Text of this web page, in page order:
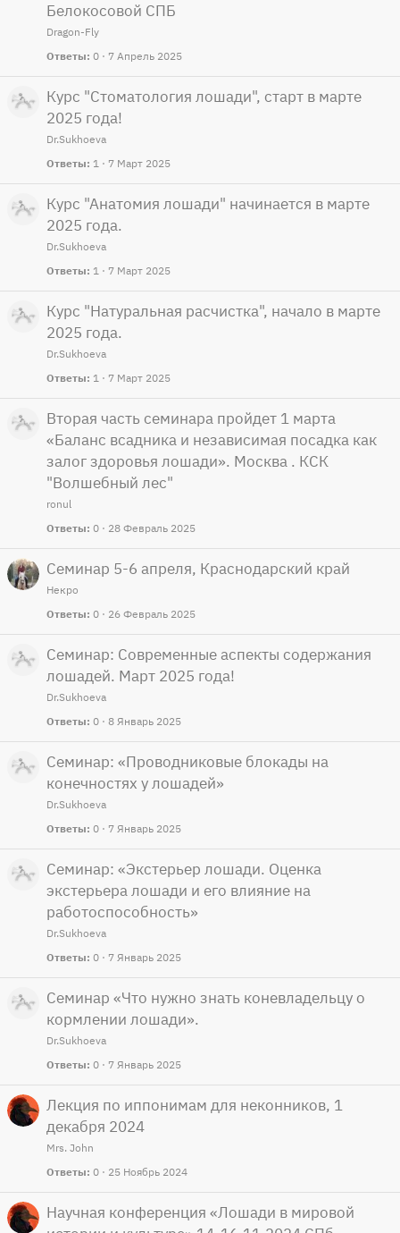
Белокосовой СПБ
Dragon-Fly
Ответы 0 7 Апрель 2025
Курс "Стоматология лошади", старт в марте
2025 года!
Dr.Sukhoeva
Ответы 1 7 Март 2025
Курс "Анатомия лошади" начинается в марте
2025 года.
Dr.Sukhoeva
Ответы 1 7 Март 2025
Курс "Натуральная расчистка", начало в марте
2025 года.
Dr.Sukhoeva
Ответы 1 7 Март 2025
Вторая часть семинара пройдет 1 марта
«Баланс всадника и независимая посадка как
залог здоровья лошади». Москва . КСК
"Волшебный лес"
ronul
Ответы 0 28 Февраль 2025
Семинар 5-6 апреля, Краснодарский край
Некро
Ответы 0 26 Февраль 2025
Семинар: Современные аспекты содержания
лошадей. Март 2025 года!
Dr.Sukhoeva
Ответы 0 8 Январь 2025
Семинар: «Проводниковые блокады на
конечностях у лошадей»
Dr.Sukhoeva
Ответы 0 7 Январь 2025
Семинар: «Экстерьер лошади. Оценка
экстерьера лошади и его влияние на
работоспособность»
Dr.Sukhoeva
Ответы 0 7 Январь 2025
Семинар «Что нужно знать коневладельцу о
кормлении лошади».
Dr.Sukhoeva
Ответы 0 7 Январь 2025
Лекция по иппонимам для неконников, 1
декабря 2024
Mrs. John
Ответы 0 25 Ноябрь 2024
Научная конференция «Лошади в мировой